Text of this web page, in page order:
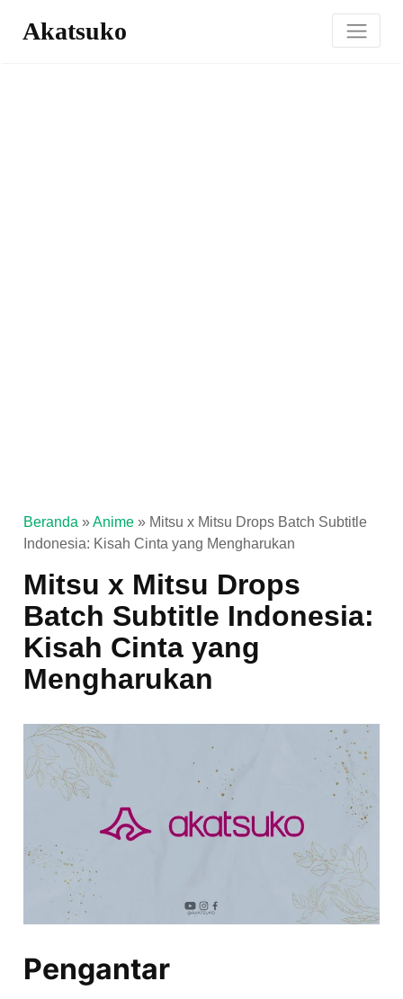
Akatsuko
Beranda »Anime » Mitsu x Mitsu Drops Batch Subtitle
Indonesia: Kisah Cinta yang Mengharukan
Mitsu x Mitsu Drops
Batch Subtitle Indonesia:
Kisah Cinta yang
Mengharukan
Pengantar